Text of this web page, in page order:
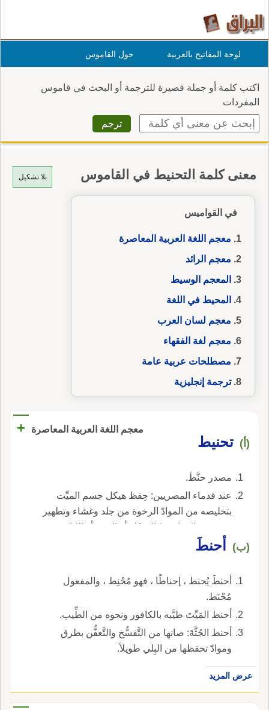
لوحة المفاتيح بالعربية حول القاموس
اكتب كلمة أو جملة قصيرة للترجمة أو البحث في قاموس
المفردات
بلا تشكيل معنى كلمة التحنيط في القاموس
في القواميس
معجم اللغة العربية المعاصرة
معجم الرائد
المعجم الوسيط
المحيط في اللغة
معجم لسان العرب
معجم لغة الفقهاء
مصطلحات عربية عامة
ترجمة إنجليزية
معجم اللغة العربية المعاصرة +
(أ) تحنيط
مصدر حنَّطَ.
عند قدماء المصريين: حِفظ هيكل جسم الميِّت
بتخليصه من الموادّ الرخوة من جلد وغشاء وتطهير
جوفه بموادّ خاصّة كالمِسْك أو العنبر أو الكافور
وغيرها وتحويله إلى مومياء.
(ب) أحنطَ
أحنطَ يُحنط ، إحناطًا ، فهو مُحْنِط ، والمفعول
مُحْنَط.
أحنط المَيِّتَ طيَّبه بالكافور ونحوه من الطِّيب.
أحنط الجُثَّةَ: صانها من التَّفسُّخ والتَّعفُّن بطرق
وموادّ تحفظها من البِلي طويلاً.
عرض المزيد